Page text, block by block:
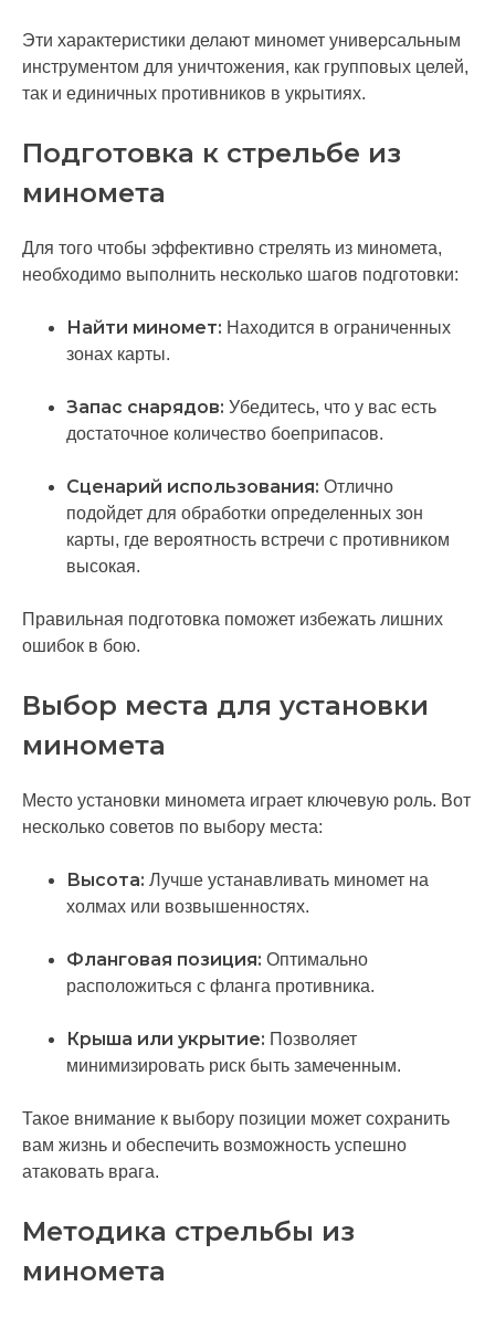
Эти характеристики делают миномет универсальным
инструментом для уничтожения, как групповых целей,
так и единичных противников в укрытиях.
Подготовка к стрельбе из
миномета
Для того чтобы эффективно стрелять из миномета,
необходимо выполнить несколько шагов подготовки:
Найти миномет: Находится в ограниченных
зонах карты.
Запас снарядов: Убедитесь, что у вас есть
достаточное количество боеприпасов.
Сценарий использования: Отлично
подойдет для обработки определенных зон
карты, где вероятность встречи с противником
высокая.
Правильная подготовка поможет избежать лишних
ошибок в бою.
Выбор места для установки
миномета
Место установки миномета играет ключевую роль. Вот
несколько советов по выбору места:
Высота: Лучше устанавливать миномет на
холмах или возвышенностях.
Фланговая позиция: Оптимально
расположиться с фланга противника.
Крыша или укрытие: Позволяет
минимизировать риск быть замеченным.
Такое внимание к выбору позиции может сохранить
вам жизнь и обеспечить возможность успешно
атаковать врага.
Методика стрельбы из
миномета